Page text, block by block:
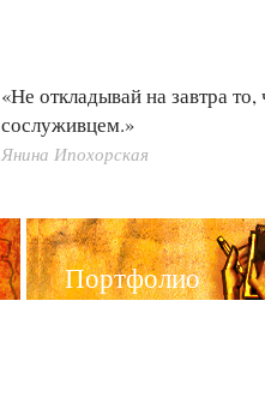
«Не откладывай на завтра
сослуживцем.»
Янина Ипохорская
Портфолио